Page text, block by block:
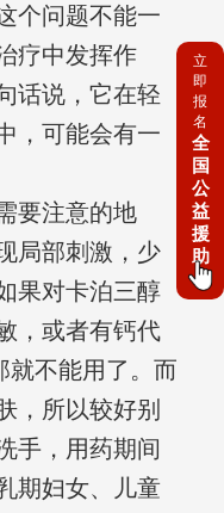
个问题不能一
疗中发挥作
话说，它在轻
，可能会有一
要注意的地
局部刺激，少
果对卡泊三醇
，或者有钙代
就不能用了。而
，所以较好别
手，用药期间
期妇女、儿童
立
即
报
名
全
国
公
益
援
助